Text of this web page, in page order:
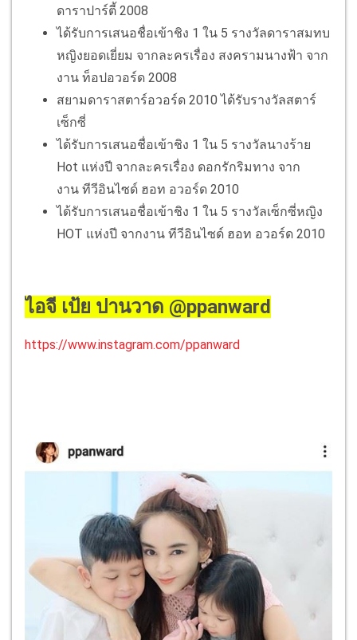
ดาราปาร์ตี้ 2008
ได้รับการเสนอชื่อเข้าชิง 1 ใน 5 รางวัลดาราสมทบ
หญิงยอดเยี่ยม จากละครเรื่อง สงครามนางฟ้า จาก
งาน ท็อปอวอร์ด 2008
สยามดาราสตาร์อวอร์ด 2010 ได้รับรางวัลสตาร์
เซ็กซี่
ได้รับการเสนอชื่อเข้าชิง 1 ใน 5 รางวัลนางร้าย
Hot แห่งปี จากละครเรื่อง ดอกรักริมทาง จาก
งาน ทีวีอินไซด์ ฮอท อวอร์ด 2010
ได้รับการเสนอชื่อเข้าชิง 1 ใน 5 รางวัลเซ็กซี่หญิง
HOT แห่งปี จากงาน ทีวีอินไซด์ ฮอท อวอร์ด 2010
ไอจี เป้ย ปานวาด @ppanward
https://www.instagram.com/ppanward